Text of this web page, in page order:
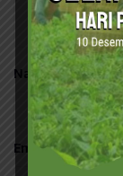
Name*
Email*